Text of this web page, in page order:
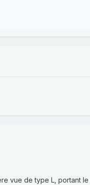
vue de type L, portant le